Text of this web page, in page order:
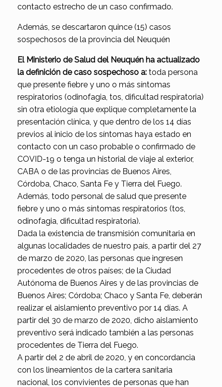
contacto estrecho de un caso confirmado.
Además, se descartaron quince (15) casos
sospechosos de la provincia del Neuquén
El Ministerio de Salud del Neuquén ha actualizado
la definición de caso sospechoso a: toda persona
que presente fiebre y uno o más síntomas
respiratorios (odinofagia, tos, dificultad respiratoria)
sin otra etiología que explique completamente la
presentación clínica, y que dentro de los 14 días
previos al inicio de los síntomas haya estado en
contacto con un caso probable o confirmado de
COVID-19 o tenga un historial de viaje al exterior,
CABA o de las provincias de Buenos Aires,
Córdoba, Chaco, Santa Fe y Tierra del Fuego.
Además, todo personal de salud que presente
fiebre y uno o más síntomas respiratorios (tos,
odinofagia, dificultad respiratoria).
Dada la existencia de transmisión comunitaria en
algunas localidades de nuestro país, a partir del 27
de marzo de 2020, las personas que ingresen
procedentes de otros países; de la Ciudad
Autónoma de Buenos Aires y de las provincias de
Buenos Aires; Córdoba; Chaco y Santa Fe, deberán
realizar el aislamiento preventivo por 14 días. A
partir del 30 de marzo de 2020, dicho aislamiento
preventivo será indicado también a las personas
procedentes de Tierra del Fuego.
A partir del 2 de abril de 2020, y en concordancia
con los lineamientos de la cartera sanitaria
nacional, los convivientes de personas que han